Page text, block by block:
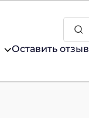
Оставить отзыв